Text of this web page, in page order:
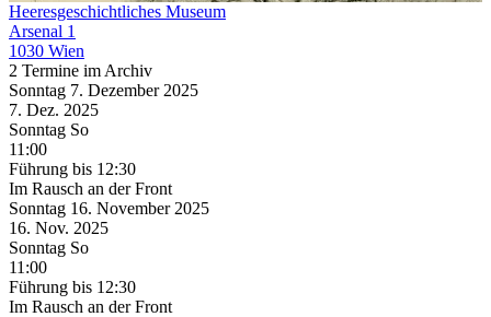
Heeresgeschichtliches Museum
Arsenal 1
1030 Wien
2 Termine im Archiv
Sonntag 7. Dezember 2025
7. Dez. 2025
Sonntag So
11:00
Führung bis 12:30
Im Rausch an der Front
Sonntag 16. November 2025
16. Nov. 2025
Sonntag So
11:00
Führung bis 12:30
Im Rausch an der Front